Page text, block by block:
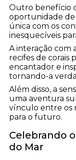
Outro benefício
oportunidade de
única com os
inesquecíveis
A interação com
recifes de corais
encantador e
tornando-a
Além disso, a
uma aventura
vínculo entre os
para o futuro.
Celebrando
do Mar